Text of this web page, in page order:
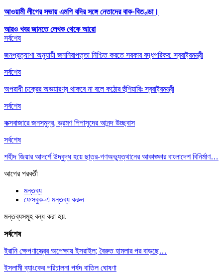
আওয়ামী লীগের সভায় এমপি বদির সঙ্গে নেতাদের বাক-বিতণ্ডা।
আরও খবর জানতে লেখক থেকে আরো
সর্বশেষ
জনপ্রত্যাশা অনুযায়ী জননিরাপত্তা নিশ্চিত করতে সরকার বদ্ধপরিকর: স্বরাষ্ট্রমন্ত্রী
সর্বশেষ
অপরাধী চক্রের অভয়ারণ্য থাকবে না বলে কঠোর হুঁশিয়ারিঃ স্বরাষ্ট্রমন্ত্রী
সর্বশেষ
কক্সবাজারে জনসমুদ্র, ভ্রমণ পিপাসুদের আনন্দ উচ্ছ্বাস
সর্বশেষ
শহীদ জিয়ার আদর্শে উদ্বুদ্ধ হয়ে ছাত্র-গণঅভ্যুত্থানের আকাঙ্ক্ষার বাংলাদেশ বিনির্মাণ…
আগেরপরবর্তী
মন্তব্য
ফেসবুক-এ মন্তব্য করুন
মন্তব্যসমূহ বন্ধ করা হয়.
সর্বশেষ
ইরানি ক্ষেপণাস্ত্রের অপেক্ষায় ইসরাইল; বৈরুত হামলার পর বাড়ছে…
ইসলামী ব্যাংকের পরিচালনা পর্ষদ বাতিল ঘোষণা